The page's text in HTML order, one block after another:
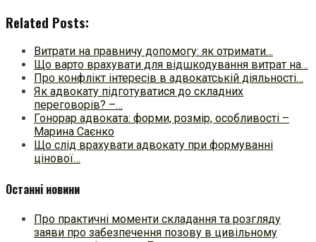
Related Posts:
Витрати на правничу допомогу: як отримати…
Що варто врахувати для відшкодування витрат на…
Про конфлікт інтересів в адвокатській діяльності…
Як адвокату підготуватися до складних
переговорів? –…
Гонорар адвоката: форми, розмір, особливості –
Марина Саєнко
Що слід врахувати адвокату при формуванні
цінової…
Останні новини
Про практичні моменти складання та розгляду
заяви про забезпечення позову в цивільному